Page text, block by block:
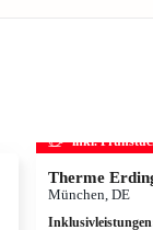
inkl.
Therme
München, DE
Inklusivleistungen